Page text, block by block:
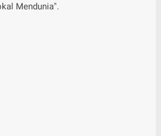
Mendunia".